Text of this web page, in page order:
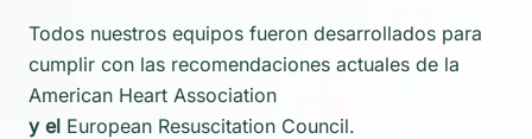
Todos nuestros equipos fueron desarrollados para
cumplir con las recomendaciones actuales de la
American Heart Association
y el European Resuscitation Council.